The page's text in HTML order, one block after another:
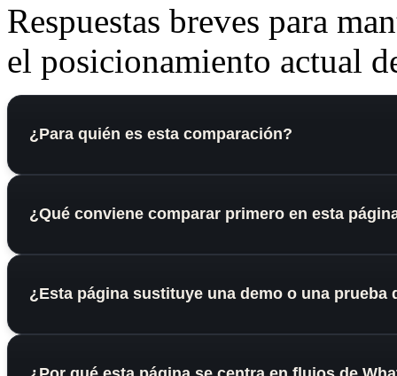
Respuestas breves para
el posicionamiento actual
¿Para quién es esta comparación?
¿Qué conviene comparar primero en esta
¿Esta página sustituye una demo o una prueba